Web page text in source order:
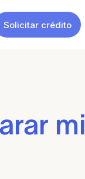
Solicitar crédito
mi